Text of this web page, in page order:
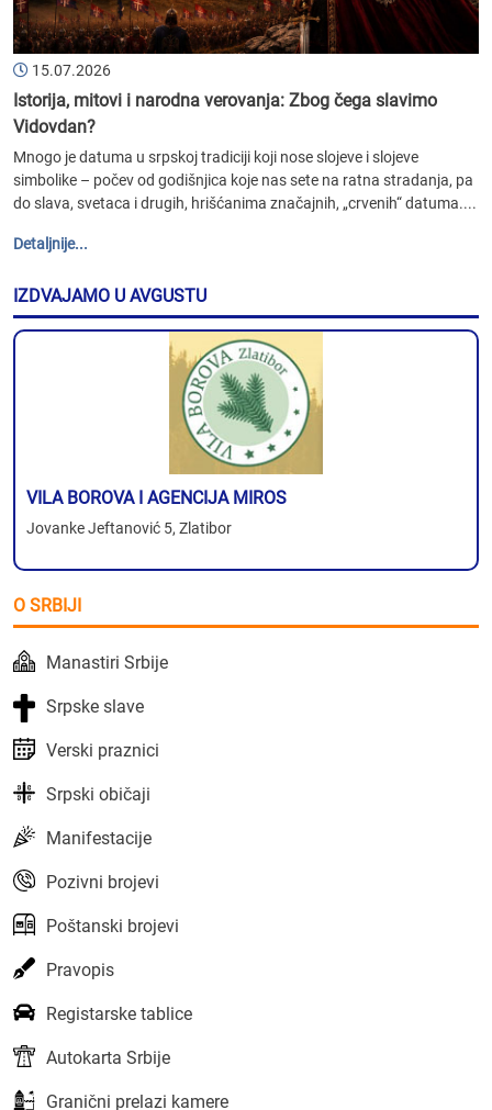
15.07.2026
Istorija, mitovi i narodna verovanja: Zbog čega slavimo
Vidovdan?
Mnogo je datuma u srpskoj tradiciji koji nose slojeve i slojeve
simbolike – počev od godišnjica koje nas sete na ratna stradanja, pa
do slava, svetaca i drugih, hrišćanima značajnih, „crvenih“ datuma....
Detaljnije...
IZDVAJAMO U AVGUSTU
VILA BOROVA I AGENCIJA MIROS
Jovanke Jeftanović 5, Zlatibor
O SRBIJI
Manastiri Srbije
Srpske slave
Verski praznici
Srpski običaji
Manifestacije
Pozivni brojevi
Poštanski brojevi
Pravopis
Registarske tablice
Autokarta Srbije
Granični prelazi kamere